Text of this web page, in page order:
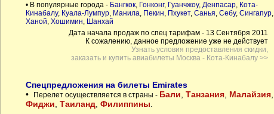
• В популярные города - Бангкок, Гонконг, Гуанчжоу, Денпасар, Кота-
Кинабалу, Куала-Лумпур, Манила, Пекин, Пхукет, Санья, Себу, Сингапур,
Ханой, Хошимин, Шанхай
Дата начала продаж по спец тарифам - 13 Сентября 2011
К сожалению, данное предложение уже не действует
Узнать условия предоставления скидки,
заказать и купить авиабилеты Москва - Кота-Кинабалу >>
Спецпредложения на билеты Emirates
•
Перелет осуществляется в страны - Бали Танзания, Малайзия,
Фиджи Таиланд, Филиппины